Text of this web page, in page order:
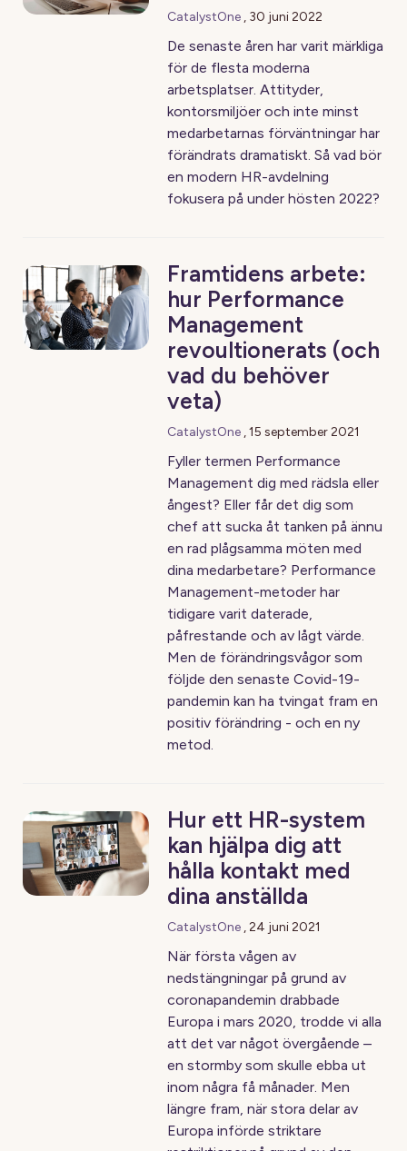
CatalystOne , 30 juni 2022
De senaste åren har varit märkliga
för de flesta moderna
arbetsplatser. Attityder,
kontorsmiljöer och inte minst
medarbetarnas förväntningar har
förändrats dramatiskt. Så vad bör
en modern HR-avdelning
fokusera på under hösten 2022?
Framtidens arbete:
hur Performance
Management
revoultionerats (och
vad du behöver
veta)
CatalystOne ,15 september 2021
Fyller termen Performance
Management dig med rädsla eller
ångest? Eller får det dig som
chef att sucka åt tanken på ännu
en rad plågsamma möten med
dina medarbetare? Performance
Management-metoder har
tidigare varit daterade,
påfrestande och av lågt värde.
Men de förändringsvågor som
följde den senaste Covid-19-
pandemin kan ha tvingat fram en
positiv förändring - och en ny
metod.
Hur ett HR-system
kan hjälpa dig att
hålla kontakt med
dina anställda
CatalystOne ,24 juni 2021
När första vågen av
nedstängningar på grund av
coronapandemin drabbade
Europa i mars 2020, trodde vi alla
att det var något övergående –
en stormby som skulle ebba ut
inom några få månader. Men
längre fram, när stora delar av
Europa införde striktare